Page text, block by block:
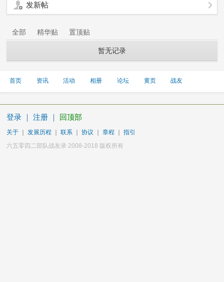
发新帖
全部 精华贴 置顶贴
暂无记录
首页 资讯 活动 相册 论坛 黄页 战友
登录 ｜ 注册 ｜ 回顶部
关于 发展历程 联系 协议 章程
指引
六五零四二部队战友录 2008-2018 版权所有